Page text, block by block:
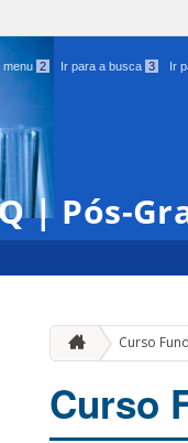
menu 2 Ir para a busca 3 Ir
| Pós-
Curso
Curso